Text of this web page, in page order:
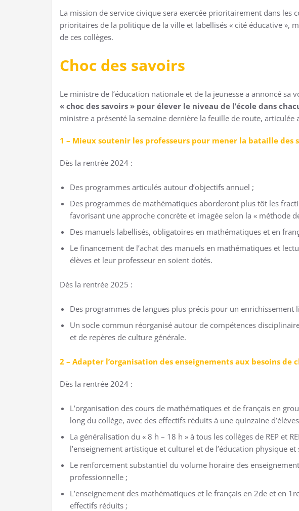
La mission de service civique sera exercée prioritairement dans les
prioritaires de la politique de la ville et labellisés « cité éducative »,
de ces collèges.
Choc des savoirs
Le ministre de l’éducation nationale et de la jeunesse a annoncé
« choc des savoirs » pour élever le niveau de l’école dans
ministre a présenté la semaine dernière la feuille de route, articulée
1 – Mieux soutenir les professeurs pour mener la bataille des
Dès la rentrée 2024 :
Des programmes articulés autour d’objectifs annuel ;
Des programmes de mathématiques aborderont plus tôt les
favorisant une approche concrète et imagée selon la « méthode
Des manuels labellisés, obligatoires en mathématiques et en
Le financement de l’achat des manuels en mathématiques et
élèves et leur professeur en soient dotés.
Dès la rentrée 2025 :
Des programmes de langues plus précis pour un
Un socle commun réorganisé autour de compétences
et de repères de culture générale.
2 – Adapter l’organisation des enseignements aux besoins de
Dès la rentrée 2024 :
L’organisation des cours de mathématiques et de français en
long du collège, avec des effectifs réduits à une quinzaine
La généralisation du « 8 h – 18 h » à tous les collèges de REP et
l’enseignement artistique et culturel et de l’éducation physique et
Le renforcement substantiel du volume horaire des
professionnelle ;
L’enseignement des mathématiques et le français en 2de et en
effectifs réduits ;